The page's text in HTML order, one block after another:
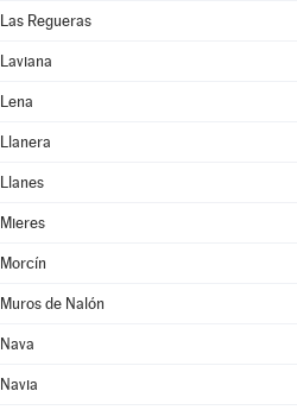
Las Regueras
Laviana
Lena
Llanera
Llanes
Mieres
Morcín
Muros de Nalón
Nava
Navia